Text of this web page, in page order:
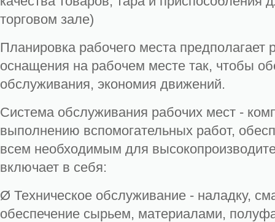
торговом зале)
Планировка рабочего места предполагает
оснащения на рабочем месте так, чтобы
обслуживания, экономия движений.
Система обслуживания рабочих мест -
выполнению вспомогательных работ,
всем необходимым для
включает в себя:
Ø Техническое обслуживание - наладку,
обеспечение сырьем, материалами,